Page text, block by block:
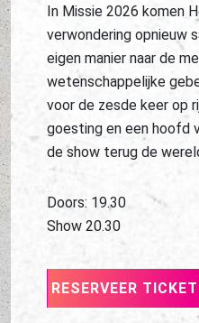
In Missie 2026 komen
verwondering opnieuw
eigen manier naar de
wetenschappelijke
voor de zesde keer op
goesting en een hoofd
de show terug de
Doors: 19.30
Show 20.30
RESERVEER